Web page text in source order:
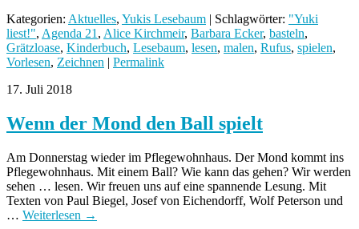
Kategorien: Aktuelles, Yukis Lesebaum | Schlagwörter: "Yuki
liest!", Agenda 21 , Alice Kirchmeir, Barbara Ecker, basteln,
Grätzloase, Kinderbuch, Lesebaum, lesen, malen, Rufus, spielen,
Vorlesen, Zeichnen | Permalink
17. Juli 2018
Wenn der Mond den Ball spielt
Am Donnerstag wieder im Pflegewohnhaus. Der Mond kommt ins
Pflegewohnhaus. Mit einem Ball? Wie kann das gehen? Wir werden
sehen … lesen. Wir freuen uns auf eine spannende Lesung. Mit
Texten von Paul Biegel, Josef von Eichendorff, Wolf Peterson und
… Weiterlesen →